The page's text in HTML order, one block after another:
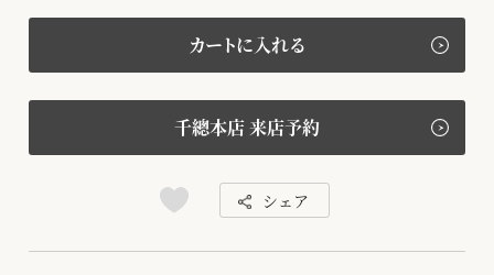
カートに入れる
千總本店 来店予約
シェア